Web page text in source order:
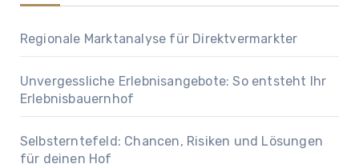
Regionale Marktanalyse für Direktvermarkter
Unvergessliche Erlebnisangebote: So entsteht Ihr
Erlebnisbauernhof
Selbsterntefeld: Chancen, Risiken und Lösungen
für deinen Hof